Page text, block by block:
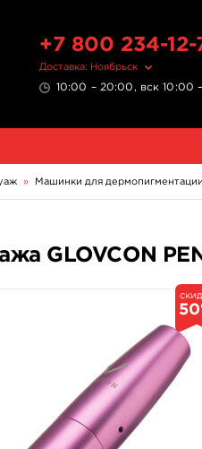
+7 800 234-12-
Доставка: Ноябрьск
10:00 – 20:00, вск 10:00
» Машинки для дермопигментации
GLOVCON
50